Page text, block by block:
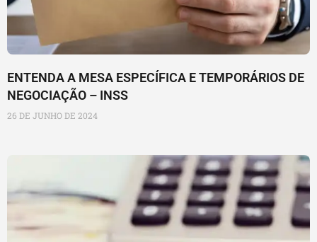
ENTENDA A MESA ESPECÍFICA E TEMPORÁRIOS DE
NEGOCIAÇÃO – INSS
26 DE JUNHO DE 2024